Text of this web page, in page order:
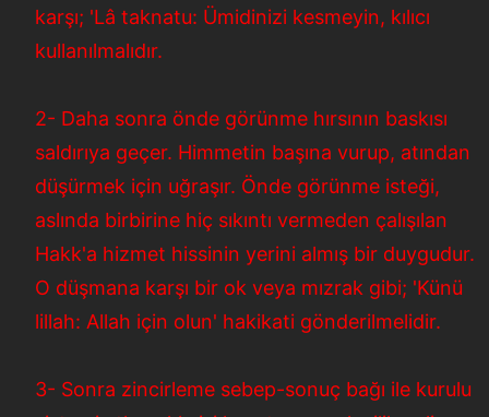
karşı; 'Lâ taknatu: Ümidinizi kesmeyin, kılıcı
kullanılmalıdır.
2- Daha sonra önde görünme hırsının baskısı
saldırıya geçer. Himmetin başına vurup, atından
düşürmek için uğraşır. Önde görünme isteği,
aslında birbirine hiç sıkıntı vermeden çalışılan
Hakk'a hizmet hissinin yerini almış bir duygudur.
O düşmana karşı bir ok veya mızrak gibi; 'Künü
lillah: Allah için olun' hakikati gönderilmelidir.
3- Sonra zincirleme sebep-sonuç bağı ile kurulu